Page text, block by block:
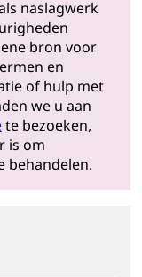
naslagwerk
bron voor
en
of hulp met
we u aan
te bezoeken,
is om
behandelen.